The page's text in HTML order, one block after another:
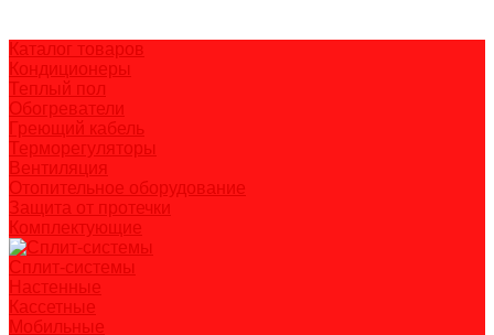
Каталог товаров
Кондиционеры
Теплый пол
Обогреватели
Греющий кабель
Терморегуляторы
Вентиляция
Отопительное оборудование
Защита от протечки
Комплектующие
Сплит-системы
Настенные
Кассетные
Мобильные